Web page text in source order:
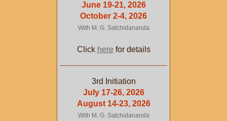
June 19-21, 2026
October 2-4, 2026
With M. G. Satchidananda
Click here for details
3rd Initiation
July 17-26, 2026
August 14-23, 2026
With M. G. Satchidananda